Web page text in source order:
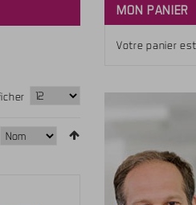
MON PANIER
Votre panier